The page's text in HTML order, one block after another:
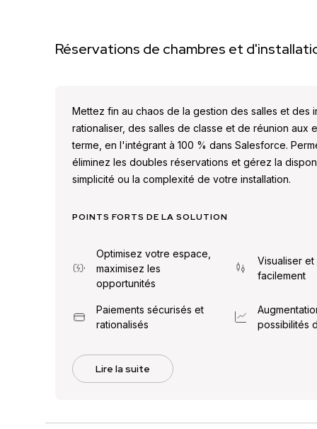
Réservations de chambres et
Mettez fin au chaos de la gestion des salles et des
rationaliser, des salles de classe et de réunion aux
terme, en l'intégrant à 100 % dans Salesforce.
éliminez les doubles réservations et gérez la
simplicité ou la complexité de votre installation.
POINTS FORTS DE LA SOLUTION
Optimisez votre espace,
maximisez les
opportunités
Visualiser
facilement
Paiements sécurisés et
rationalisés
possibilités
Lire la suite